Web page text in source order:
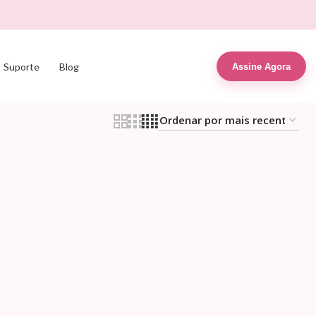
Suporte Blog Assine Agora